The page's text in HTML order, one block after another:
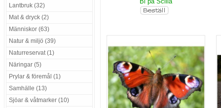
Lantbruk (32)
Mat & dryck (2)
Människor (63)
Natur & miljö (39)
Naturreservat (1)
Näringar (5)
Prylar & föremål (1)
Samhälle (13)
Sjöar & våtmarker (10)